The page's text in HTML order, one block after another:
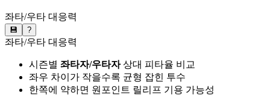
좌타/우타 대응력
💾 ?
좌타/우타 대응력
시즌별 좌타자/우타자상대 피타율 비교
좌우 차이가 작을수록 균형 잡힌 투수
한쪽에 약하면 원포인트 릴리프 기용 가능성